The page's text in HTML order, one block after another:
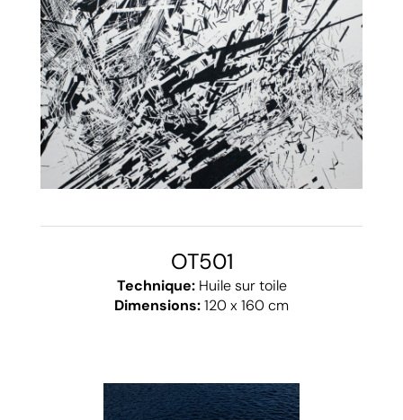
OT501
Technique:Huile sur toile
Dimensions:120 x 160 cm